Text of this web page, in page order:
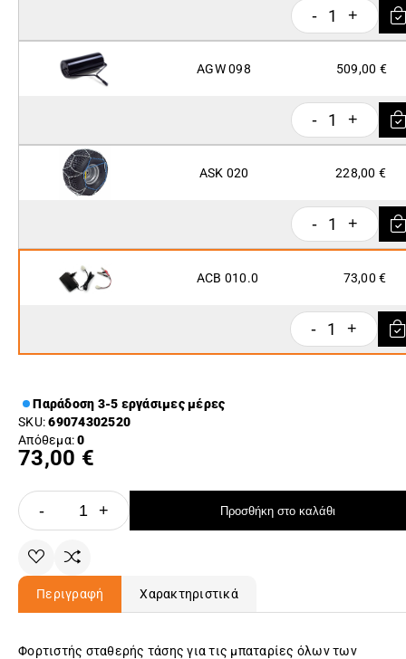
- 1 +
AGW 098 509,00 €
- 1 +
ASK 020 228,00 €
- 1 +
ACB 010.0 73,00 €
- 1 +
Παράδοση 3-5 εργάσιμες μέρες
SKU:69074302520
Απόθεμα:0
73,00 €
- + Προσθήκη στο καλάθι
Περιγραφή Χαρακτηριστικά
Φορτιστής σταθερής τάσης για τις μπαταρίες όλων των